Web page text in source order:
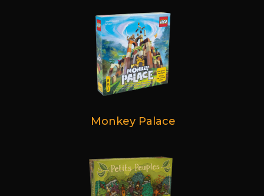
Monkey Palace